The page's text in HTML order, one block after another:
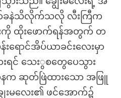
ဒက်ခနဲသိလိုက်သလို လီးကြီက
ကို ထိုးဖောက်ရန်အတွက် တ
ရောင်အိပ်ယာခင်းလေးမှာ
ရင် သေးွစတွေပေသွား
က ဆုတ်ဖြဲထားသော အဖြူ
းမလေး၏ ဖင်အောက်၌